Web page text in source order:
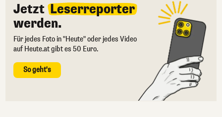
Jetzt Leserreporter
werden.
Für jedes Foto in "Heute" oder jedes Video
auf Heute.at gibt es 50 Euro.
So geht's